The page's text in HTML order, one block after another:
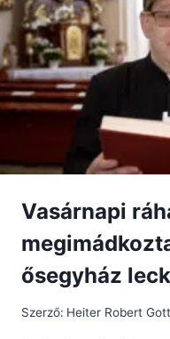
Vasárnapi
ősegyház
Szerző: Heiter Robert